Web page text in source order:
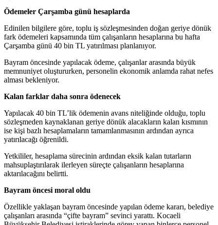
Ödemeler Çarşamba günü hesaplarda
Edinilen bilgilere göre, toplu iş sözleşmesinden doğan geriye dönük
fark ödemeleri kapsamında tüm çalışanların hesaplarına bu hafta
Çarşamba günü 40 bin TL yatırılması planlanıyor.
Bayram öncesinde yapılacak ödeme, çalışanlar arasında büyük
memnuniyet oluştururken, personelin ekonomik anlamda rahat nefes
alması bekleniyor.
Kalan farklar daha sonra ödenecek
Yapılacak 40 bin TL’lik ödemenin avans niteliğinde olduğu, toplu
sözleşmeden kaynaklanan geriye dönük alacakların kalan kısmının
ise kişi bazlı hesaplamaların tamamlanmasının ardından ayrıca
yatırılacağı öğrenildi.
Yetkililer, hesaplama sürecinin ardından eksik kalan tutarların
mahsuplaştırılarak ilerleyen süreçte çalışanların hesaplarına
aktarılacağını belirtti.
Bayram öncesi moral oldu
Özellikle yaklaşan bayram öncesinde yapılan ödeme kararı, belediye
çalışanları arasında “çifte bayram” sevinci yarattı. Kocaeli